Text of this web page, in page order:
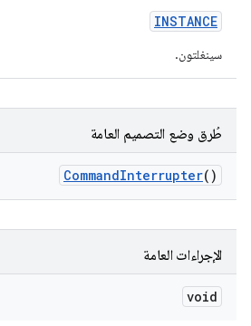
INSTANCE
سينغلتون.
طُرق وضع التصميم العامة
CommandInterrupter()
الإجراءات العامة
void